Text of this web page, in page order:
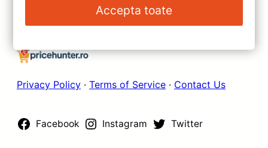
Recomandări
Privacy Policy · Terms of Service · Contact Us
Facebook Instagram Twitter
Accepta toate